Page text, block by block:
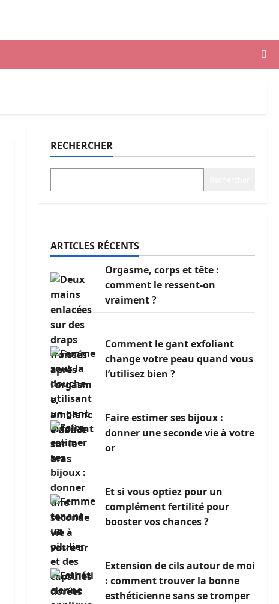
RECHERCHER
ARTICLES RÉCENTS
Orgasme, corps et tête :
comment le ressent-on
vraiment ?
Comment le gant exfoliant
change votre peau quand vous
l’utilisez bien ?
Faire estimer ses bijoux :
donner une seconde vie à votre
or
Et si vous optiez pour un
complément fertilité pour
booster vos chances ?
Extension de cils autour de moi
: comment trouver la bonne
esthéticienne sans se tromper